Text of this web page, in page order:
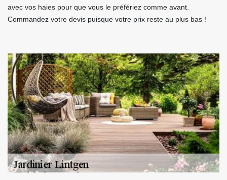
avec vos haies pour que vous le préfériez comme avant.
Commandez votre devis puisque votre prix reste au plus bas !